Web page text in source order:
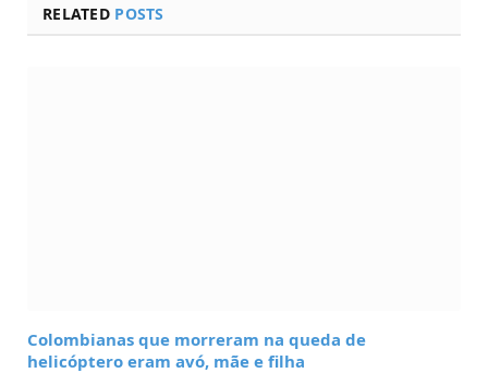
RELATED POSTS
Colombianas que morreram na queda de
helicóptero eram avó, mãe e filha